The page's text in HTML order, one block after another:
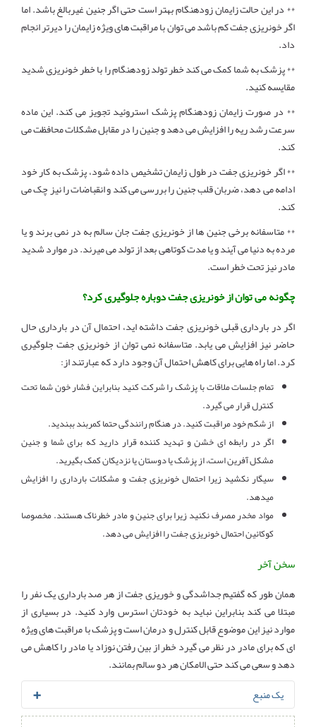
** در این حالت زایمان زودهنگام بهتر است حتی اگر جنین غیربالغ باشد. اما
اگر خونریزی جفت کم باشد می توان با مراقبت های ویژه زایمان را دیرتر انجام
داد.
** پزشک به شما کمک می کند خطر تولد زودهنگام را با خطر خونریزی شدید
مقایسه کنید.
** در صورت زایمان زودهنگام پزشک استروئید تجویز می کند. این ماده
سرعت رشد ریه را افزایش می دهد و جنین را در مقابل مشکلات محافظت می
کند.
** اگر خونریزی جفت در طول زایمان تشخیص داده شود، پزشک به کار خود
ادامه می دهد، ضربان قلب جنین را بررسی می کند و انقباضات را نیز چک می
کند.
** متاسفانه برخی جنین ها از خونریزی جفت جان سالم به در نمی برند و یا
مرده به دنیا می آیند و یا مدت کوتاهی بعد از تولد می میرند. در موارد شدید
مادر نیز تحت خطر است.
چگونه می توان از خونریزی جفت دوباره جلوگیری کرد؟
اگر در بارداری قبلی خونریزی جفت داشته اید، احتمال آن در بارداری حال
حاضر نیز افزایش می یابد. متاسفانه نمی توان از خونریزی جفت جلوگیری
کرد. اما راه هایی برای کاهش احتمال آن وجود دارد که عبارتند از:
تمام جلسات ملاقات با پزشک را شرکت کنید بنابراین فشار خون شما تحت
کنترل قرار می گیرد.
از شکم خود مراقبت کنید. در هنگام رانندگی حتما کمربند ببندید.
اگر در رابطه ای خشن و تهدید کننده قرار دارید که برای شما و جنین
مشکل آفرین است، از پزشک یا دوستان یا نزدیکان کمک بگیرید.
سیگار نکشید زیرا احتمال خونریزی جفت و مشکلات بارداری را افزایش
میدهد.
مواد مخدر مصرف نکنید زیرا برای جنین و مادر خطرناک هستند. مخصوصا
کوکائین احتمال خونریزی جفت را افزایش می دهد.
سخن آخر
همان طور که گفتیم جداشدگی و خوریزی جفت از هر صد بارداری یک نفر را
مبتلا می کند بنابراین نباید به خودتان استرس وارد کنید. در بسیاری از
موارد نیز این موضوع قابل کنترل و درمان است و پزشک با مراقبت های ویژه
ای که برای مادر در نظر می گیرد خطر از بین رفتن نوزاد یا مادر را کاهش می
دهد و سعی می کند حتی الامکان هر دو سالم بمانند.
یک منبع